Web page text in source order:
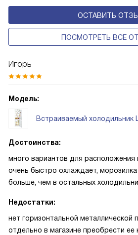
эксплуатацию и чаще всего
свежести BioFresh 0°C. Они
Prime и Peak.
ОСТАВИТЬ
ПОСМОТРЕТЬ ВСЕ
Игорь
Модель:
Встраиваемый холодильник
Достоинства:
много вариантов для расположения
очень быстро охлаждает,
больше, чем в остальных
Недостатки:
нет горизонтальной металлической
отдельно в магазине преобрести ее